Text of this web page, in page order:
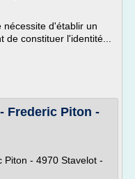
d'établir un
constituer l'identité...
Frederic Piton -
Piton - 4970 Stavelot -